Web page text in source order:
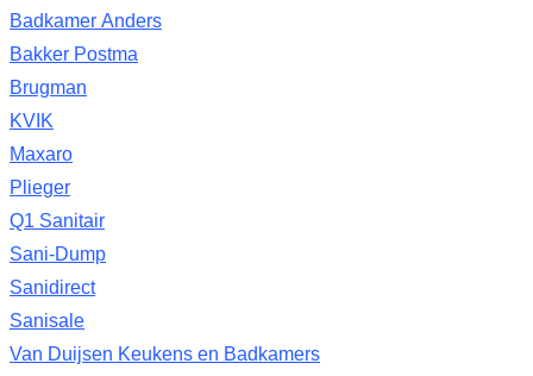
Badkamer Anders
Bakker Postma
Brugman
KVIK
Maxaro
Plieger
Q1 Sanitair
Sani-Dump
Sanidirect
Sanisale
Van Duijsen Keukens en Badkamers